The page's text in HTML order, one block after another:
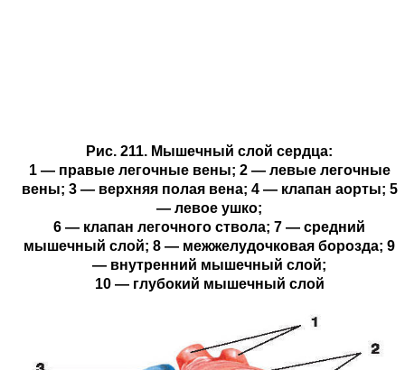
Рис. 211. Мышечный слой сердца:
1 — правые легочные вены; 2 — левые легочные
вены; 3 — верхняя полая вена; 4 — клапан аорты; 5
— левое ушко;
6 — клапан легочного ствола; 7 — средний
мышечный слой; 8 — межжелудочковая борозда; 9
— внутренний мышечный слой;
10 — глубокий мышечный слой